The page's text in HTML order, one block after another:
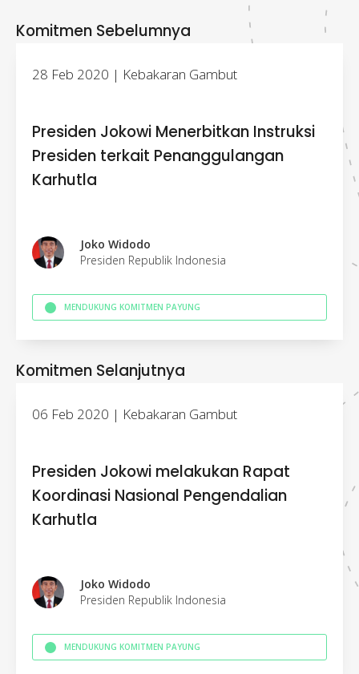
Komitmen Sebelumnya
28 Feb 2020 | Kebakaran Gambut
Presiden Jokowi Menerbitkan Instruksi
Presiden terkait Penanggulangan
Karhutla
Joko Widodo
Presiden Republik Indonesia
MENDUKUNG KOMITMEN PAYUNG
Komitmen Selanjutnya
06 Feb 2020 | Kebakaran Gambut
Presiden Jokowi melakukan Rapat
Koordinasi Nasional Pengendalian
Karhutla
Joko Widodo
Presiden Republik Indonesia
MENDUKUNG KOMITMEN PAYUNG